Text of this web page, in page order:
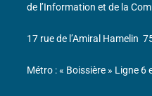
de l’Information et de la
17 rue de l’Amiral Hamelin
Métro : « Boissière » Ligne 6